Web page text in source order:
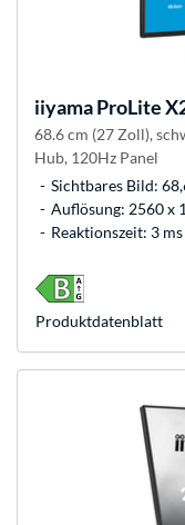
iiyamaProLite
68.6 cm (27 Zoll),
Hub, 120Hz Panel
Sichtbares Bild:
Auflösung: 2560 x
Reaktionszeit: 3
Produkt­datenblatt